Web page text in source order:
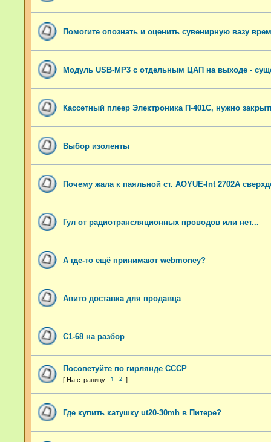
Помогите опознать и оценить сувенирную вазу
Модуль USB-MP3 с отдельным ЦАП на выходе -
Кассетный плеер Электроника П-401С, нужно
Выбор изоленты
Почему жала к паяльной ст. AOYUE-Int 2702A
Гул от радиотрансляционных проводов или нет...
А где-то ещё принимают webmoney?
Авито доставка для продавца
С1-68 на разбор
Посоветуйте по гирлянде СССР
1 2
Где купить катушку ut20-30mh в Питере?